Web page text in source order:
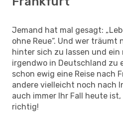
Jemand hat mal gesagt:
ohne Reue“. Und wer
hinter sich zu lassen und ein
irgendwo in Deutschland zu
schon ewig eine Reise nach
andere vielleicht noch nach
auch immer Ihr Fall heute
richtig!